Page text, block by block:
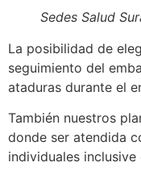
Sedes Salud
La posibilidad de
seguimiento del
ataduras durante el
También nuestros
donde ser atendida
individuales